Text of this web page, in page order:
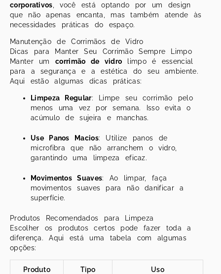
corporativos , você está optando por um design
que não apenas encanta, mas também atende às
necessidades práticas do espaço.
Manutenção de Corrimãos de Vidro
Dicas para Manter Seu Corrimão Sempre Limpo
Manter umcorrimão de vidro limpo é essencial
para a segurança e a estética do seu ambiente.
Aqui estão algumas dicas práticas:
Limpeza Regular: Limpe seu corrimão pelo
menos uma vez por semana. Isso evita o
acúmulo de sujeira e manchas.
Use Panos Macios: Utilize panos de
microfibra que não arranchem o vidro,
garantindo uma limpeza eficaz.
Movimentos Suaves: Ao limpar, faça
movimentos suaves para não danificar a
superfície.
Produtos Recomendados para Limpeza
Escolher os produtos certos pode fazer toda a
diferença. Aqui está uma tabela com algumas
opções:
Produto Tipo Uso